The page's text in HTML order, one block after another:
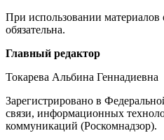
При использовании материалов
обязательна.
Редакция
Главный редактор
Токарева Альбина Геннадиевна
Зарегистрировано в
связи, информационных
коммуникаций (Роскомнадзор).